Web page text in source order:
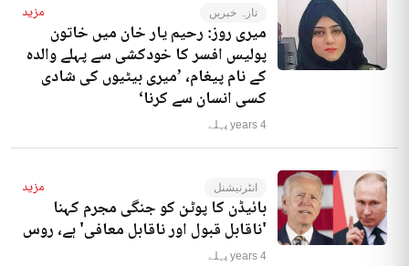
تازہ خبریں مزید
میری روز: رحیم یار خان میں خاتون
پولیس افسر کا خودکشی سے پہلے والدہ
کے نام پیغام، ’میری بیٹیوں کی شادی
کسی انسان سے کرنا‘
4 years پہلے
انٹرنیشنل مزید
بائیڈن کا پوٹن کو جنگی مجرم کہنا
'ناقابل قبول اور ناقابل معافی' ہے، روس
4 years پہلے